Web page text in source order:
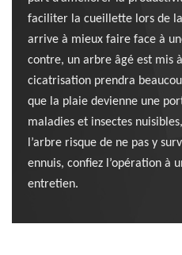
faciliter la cueillette lors de
arrive à mieux faire face à
contre, un arbre âgé est mis
cicatrisation prendra
que la plaie devienne une
maladies et insectes
l’arbre risque de ne pas y
ennuis, confiez l’opération à
entretien.